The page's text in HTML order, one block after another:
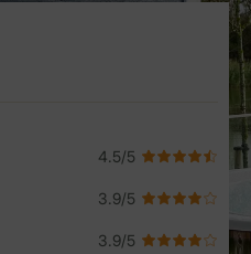
Service Rating from our guests